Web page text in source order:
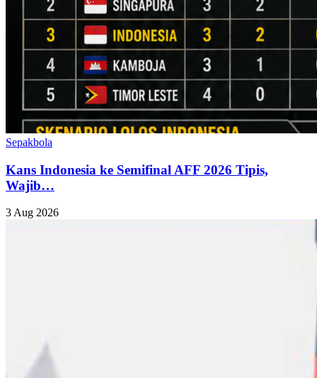
Sepakbola
Kans Indonesia ke Semifinal AFF 2026 Tipis,
Wajib…
3 Aug 2026